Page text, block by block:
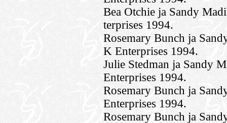
Bea Otchie ja Sandy
terprises 1994.
Rosemary Bunch ja
K Enterprises 1994.
Julie Stedman ja Sandy
Enterprises 1994.
Rosemary Bunch ja
Enterprises 1994.
Rosemary Bunch ja